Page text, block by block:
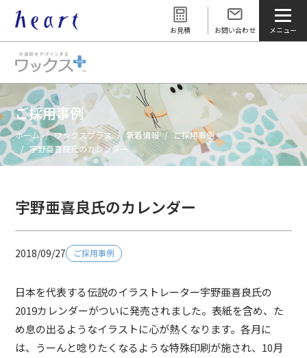
お見積 お問い合わせ
ご採用事例
ホーム ワックスプラス 新着情報
ご採用事例
宇野亜喜良氏のカレンダー
宇野亜喜良氏のカレンダー
2018/09/27 ご採用事例
日本を代表する伝説のイラストレーター宇野亜喜良氏の
2019カレンダーがついに発売されました。表紙を含め、た
め息の出るようなイラストに心が熱くなります。各月に
は、うーんと唸りたくなるような特殊印刷が施され、10月